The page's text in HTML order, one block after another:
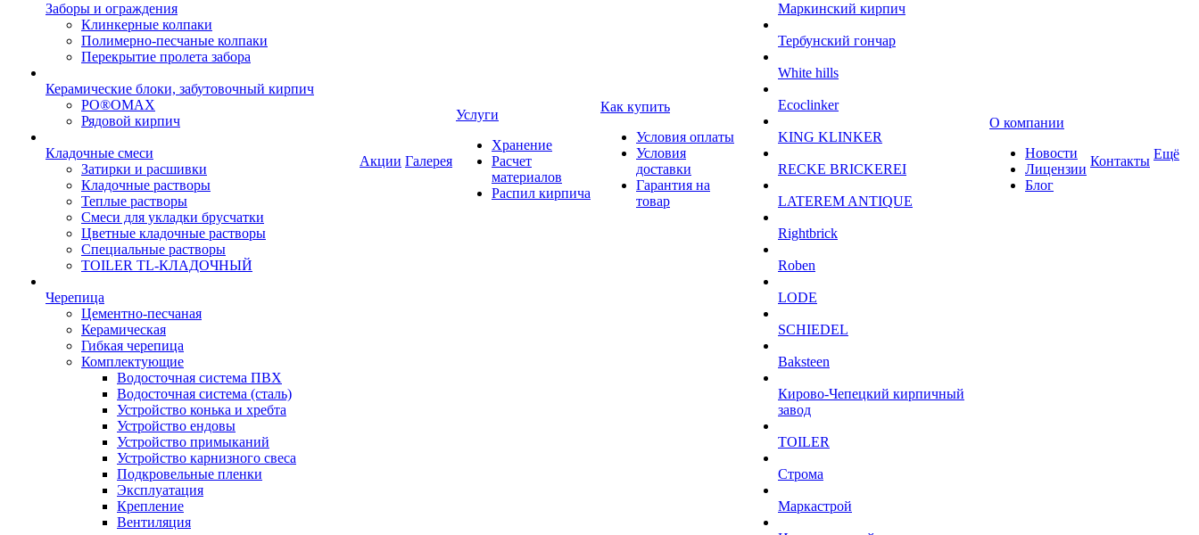
Заборы и ограждения
Клинкерные колпаки
Полимерно-песчаные колпаки
Перекрытие пролета забора
Керамические блоки, забутовочный кирпич
PO®OMAX
Рядовой кирпич
Кладочные смеси
Затирки и расшивки
Кладочные растворы
Теплые растворы
Смеси для укладки брусчатки
Цветные кладочные растворы
Специальные растворы
TOILER TL-КЛАДОЧНЫЙ
Черепица
Цементно-песчаная
Керамическая
Гибкая черепица
Комплектующие
Водосточная система ПВХ
Водосточная система (сталь)
Устройство конька и хребта
Устройство ендовы
Устройство примыканий
Устройство карнизного свеса
Подкровельные пленки
Эксплуатация
Крепление
Вентиляция
Акции Галерея
Услуги
Хранение
Расчет
материалов
Распил кирпича
Как купить
Условия оплаты
Условия
доставки
Гарантия на
товар
Маркинский кирпич
Тербунский гончар
White hills
Ecoclinker
KING KLINKER
RECKE BRICKEREI
LATEREM ANTIQUE
Rightbrick
Roben
LODE
SCHIEDEL
Baksteen
Кирово-Чепецкий кирпичный
завод
TOILER
Строма
Маркастрой
О компании
Новости
Лицензии
Блог
Контакты Ещё